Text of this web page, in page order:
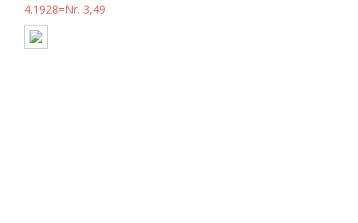
4.1928=Nr. 3,49